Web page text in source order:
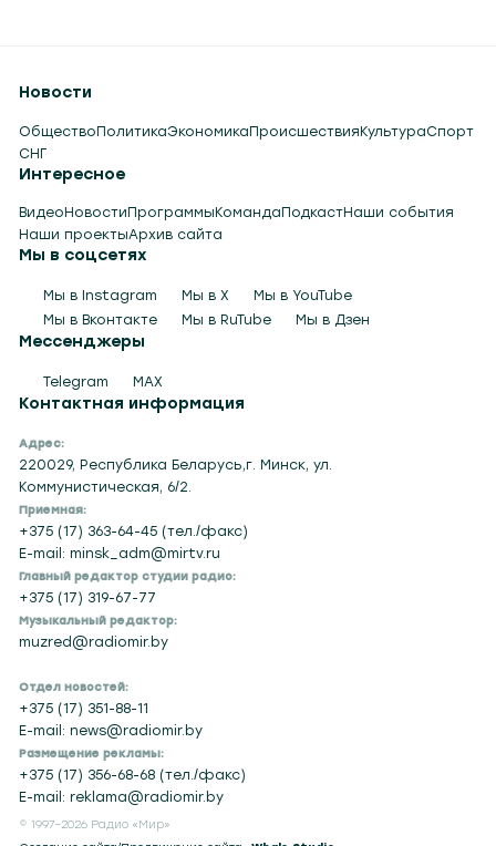
Контактная информация
Адрес:
220029, Республика Беларусь,г. Минск, ул.
Коммунистическая, 6/2.
Приемная:
+375 (17) 363-64-45 (тел./факс)
E-mail: minsk_adm@mirtv.ru
Главный редактор студии радио:
+375 (17) 319-67-77
Музыкальный редактор:
muzred@radiomir.by
Отдел новостей:
+375 (17) 351-88-11
E-mail: news@radiomir.by
Размещение рекламы:
+375 (17) 356-68-68 (тел./факс)
E-mail: reklama@radiomir.by
Новости
ОбществоПолитикаЭкономикаПроисшествияКультураСпорт
СНГ
Интересное
ВидеоНовостиПрограммыКомандаПодкастНаши события
Наши проектыАрхив сайта
Мы в соцсетях
Мы в Instagram Мы в X
Мы в YouTube
Мы в Вконтакте
Мы в RuTube Мы в Дзен
Мессенджеры
Telegram MAX
© 1997–2026 Радио «Мир»